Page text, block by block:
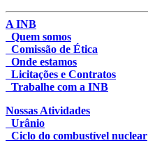
A INB
Quem somos
Comissão de Ética
Onde estamos
Licitações e Contratos
Trabalhe com a INB
Nossas Atividades
Urânio
Ciclo do combustível nuclear